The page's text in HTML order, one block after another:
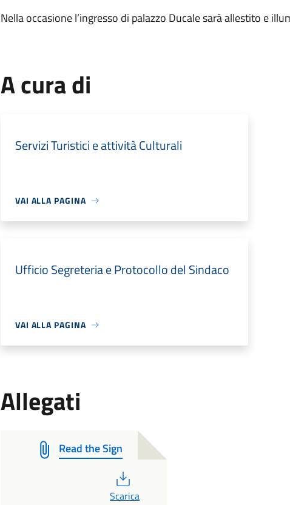
Nella occasione l’ingresso di palazzo Ducale sarà allestito e
A cura di
Servizi Turistici e attività Culturali
VAI ALLA PAGINA
Ufficio Segreteria e Protocollo del Sindaco
VAI ALLA PAGINA
Allegati
Read the Sign
Scarica